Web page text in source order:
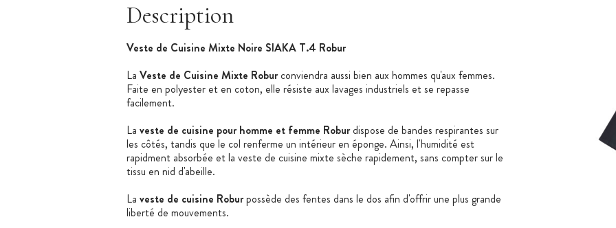
Description
Veste de Cuisine Mixte Noire SIAKA T.4 Robur
La Veste de Cuisine Mixte Roburconviendra aussi bien aux hommes qu'aux femmes.
Faite en polyester et en coton, elle résiste aux lavages industriels et se repasse
facilement.
La veste de cuisine pour homme et femme Roburdispose de bandes respirantes sur
les côtés, tandis que le col renferme un intérieur en éponge. Ainsi, l'humidité est
rapidment absorbée et la veste de cuisine mixte sèche rapidement, sans compter sur le
tissu en nid d'abeille.
La veste de cuisine Roburpossède des fentes dans le dos afin d'offrir une plus grande
liberté de mouvements.